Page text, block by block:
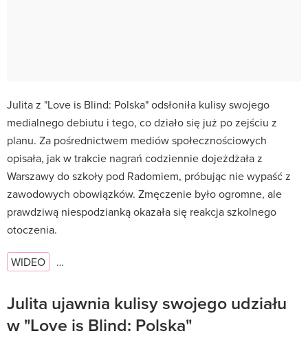
Julita z "Love is Blind: Polska" odsłoniła kulisy swojego
medialnego debiutu i tego, co działo się już po zejściu z
planu. Za pośrednictwem mediów społecznościowych
opisała, jak w trakcie nagrań codziennie dojeżdżała z
Warszawy do szkoły pod Radomiem, próbując nie wypaść z
zawodowych obowiązków. Zmęczenie było ogromne, ale
prawdziwą niespodzianką okazała się reakcja szkolnego
otoczenia.
WIDEO …
Julita ujawnia kulisy swojego udziału
w "Love is Blind: Polska"